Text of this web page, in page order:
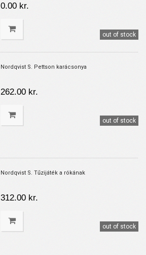
0.00 kr.
out of stock
Nordqvist S. Pettson karácsonya
262.00 kr.
out of stock
Nordqvist S. Tűzijáték a rókának
312.00 kr.
out of stock